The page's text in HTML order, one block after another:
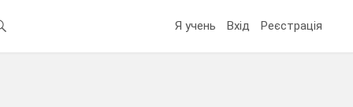
Я учень Вхід Реєстрація